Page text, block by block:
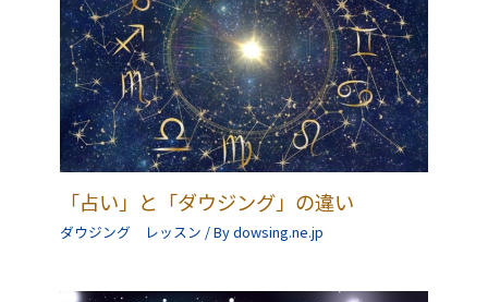
「占い」と「ダウジング」の違い
ダウジング レッスン / Bydowsing.ne.jp